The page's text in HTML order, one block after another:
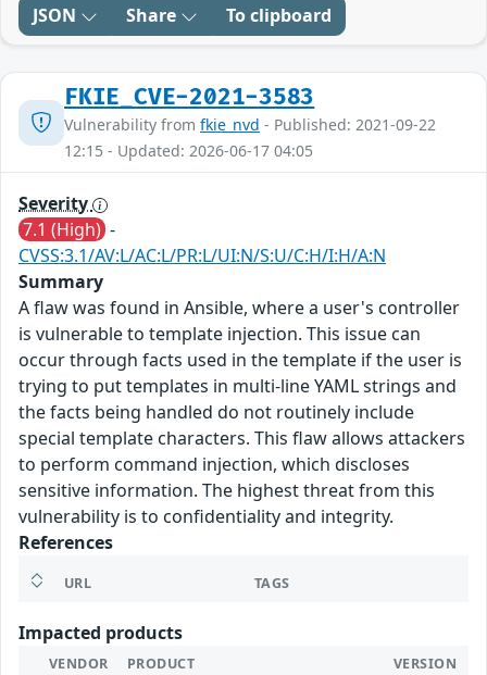
JSON Share To clipboard
FKIE_CVE-2021-3583
Vulnerability from fkie_nvd - Published: 2021-09-22
12:15 - Updated: 2026-06-17 04:05
Severity
7.1 (High) -
CVSS:3.1/AV:L/AC:L/PR:L/UI:N/S:U/C:H/I:H/A:N
Summary
A flaw was found in Ansible, where a user's controller
is vulnerable to template injection. This issue can
occur through facts used in the template if the user is
trying to put templates in multi-line YAML strings and
the facts being handled do not routinely include
special template characters. This flaw allows attackers
to perform command injection, which discloses
sensitive information. The highest threat from this
vulnerability is to confidentiality and integrity.
References
URL TAGS
Impacted products
VENDOR PRODUCT VERSION